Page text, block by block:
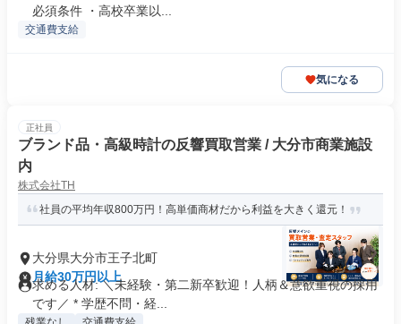
必須条件 ・高校卒業以...
交通費支給
気になる
正社員
ブランド品・高級時計の反響買取営業 / 大分市商業施設
内
株式会社TH
社員の平均年収800万円！高単価商材だから利益を大きく還元！
大分県大分市王子北町
月給30万円以上
求める人材: ＼未経験・第二新卒歓迎！人柄＆意欲重視の採用
です／ * 学歴不問・経...